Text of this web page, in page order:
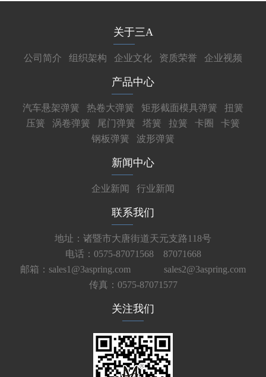
关于三A
公司简介 组织架构 企业文化 资质荣誉 企业视频
产品中心
汽车悬架弹簧 热卷大弹簧 矩形截面模具弹簧
扭簧
压簧
涡卷弹簧 尾门弹簧 塔簧 拉簧 卡圈
卡簧
钢板弹簧
波形弹簧
新闻中心
企业新闻 行业新闻
联系我们
地址：诸暨市大唐街道天元支路118号
电话：0575-87071568 87071668
邮箱：sales1@3aspring.com
sales2@3aspring.com
传真：0575-87071577
关注我们